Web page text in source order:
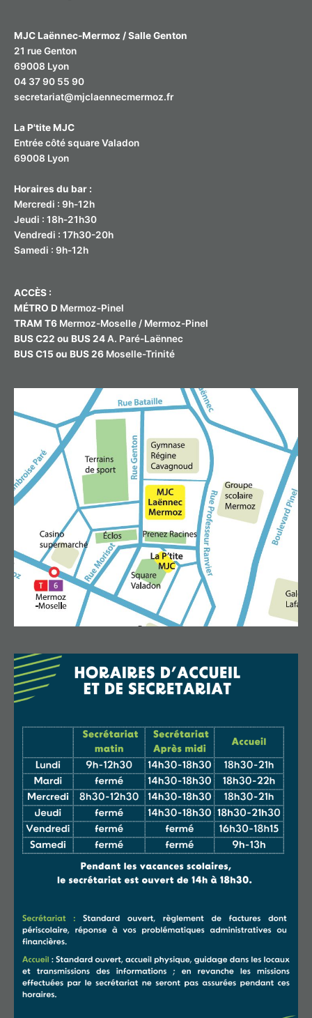
MJC Laënnec-Mermoz / Salle Genton
21 rue Genton
69008 Lyon
04 37 90 55 90
secretariat@mjclaennecmermoz.fr
La P'tite MJC
Entrée côté square Valadon
69008 Lyon
Horaires du bar :
Mercredi : 9h-12h
Jeudi : 18h-21h30
Vendredi : 17h30-20h
Samedi : 9h-12h
ACCÈS :
MÉTRO D Mermoz-Pinel
TRAM T6 Mermoz-Moselle / Mermoz-Pinel
BUS C22 ou BUS 24 A. Paré-Laënnec
BUS C15 ou BUS 26 Moselle-Trinité